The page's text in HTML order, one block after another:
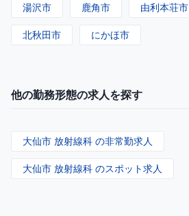
湯沢市 鹿角市 由利本荘市
北秋田市 にかほ市
他の勤務形態の求人を探す
大仙市 放射線科 の非常勤求人
大仙市 放射線科 のスポット求人